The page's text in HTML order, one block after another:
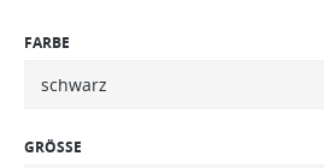
FARBE
GRÖSSE